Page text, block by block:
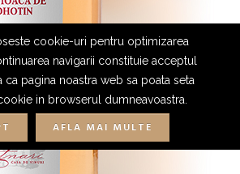
cookie-uri pentru optimizarea
navigarii constituie acceptul
ca pagina noastra web sa poata seta
in browserul dumneavoastra.
AFLA MAI MULTE